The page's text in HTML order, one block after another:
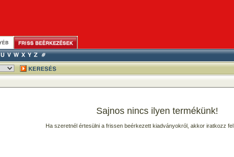
Sajnos nincs ilyen termékünk!
Ha szeretnél értesülni a frissen beérkezett kiadványokról, akkor iratkozz fel